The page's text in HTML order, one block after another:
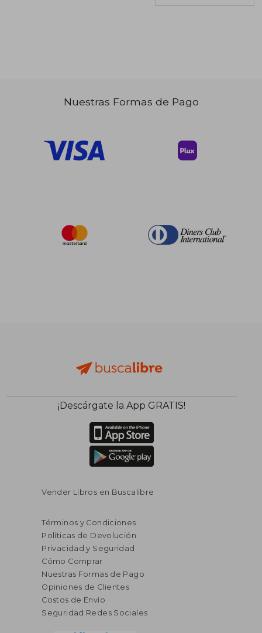
$ 201.22
$ 120.73
40%
dcto.
Nuestras Formas de Pago
¡Descárgate la App GRATIS!
Vender Libros en Buscalibre
Términos y Condiciones
Políticas de Devolución
Privacidad y Seguridad
Cómo Comprar
Nuestras Formas de Pago
Opiniones de Clientes
Costos de Envío
Seguridad Redes Sociales